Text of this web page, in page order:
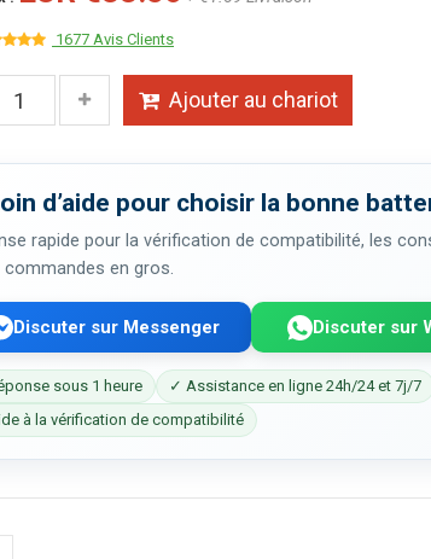
1677 Avis Clients
Ajouter au chariot
d’aide pour choisir la bonne
rapide pour la vérification de compatibilité, les
commandes en gros.
Discuter sur Messenger Discuter sur
sous 1 heure
✓ Assistance en ligne 24h/24 et 7j/7
à la vérification de compatibilité